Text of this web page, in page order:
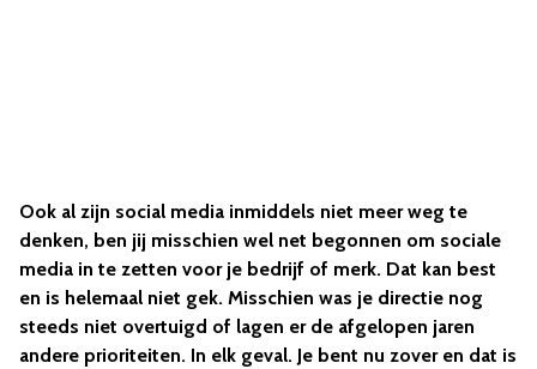
Ook al zijn social media inmiddels niet meer weg te
denken, ben jij misschien wel net begonnen om sociale
media in te zetten voor je bedrijf of merk. Dat kan best
en is helemaal niet gek. Misschien was je directie nog
steeds niet overtuigd of lagen er de afgelopen jaren
andere prioriteiten. In elk geval. Je bent nu zover en dat is